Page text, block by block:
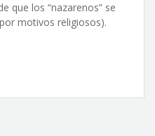
que los “nazarenos” se
motivos religiosos).